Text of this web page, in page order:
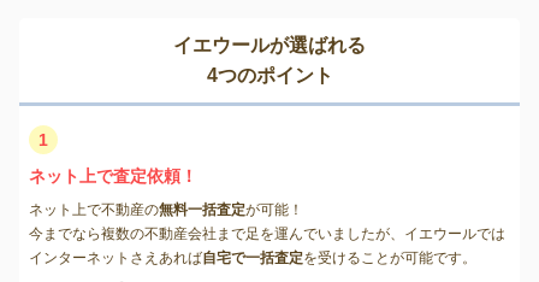
イエウールが選ばれる
4つのポイント
1
ネット上で査定依頼！
ネット上で不動産の無料一括査定が可能！
今までなら複数の不動産会社まで足を運んでいましたが、イエウールでは
インターネットさえあれば自宅で一括査定を受けることが可能です。